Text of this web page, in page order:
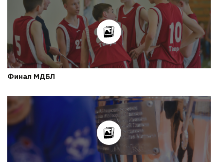
Финал МДБЛ